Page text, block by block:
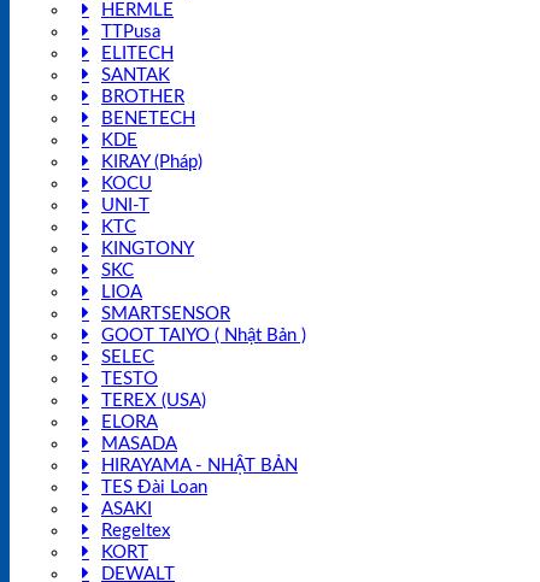
HERMLE
TTPusa
ELITECH
SANTAK
BROTHER
BENETECH
KDE
KIRAY (Pháp)
KOCU
UNI-T
KTC
KINGTONY
SKC
LIOA
SMARTSENSOR
GOOT TAIYO ( Nhật Bản )
SELEC
TESTO
TEREX (USA)
ELORA
MASADA
HIRAYAMA - NHẬT BẢN
TES Đài Loan
ASAKI
Regeltex
KORT
DEWALT